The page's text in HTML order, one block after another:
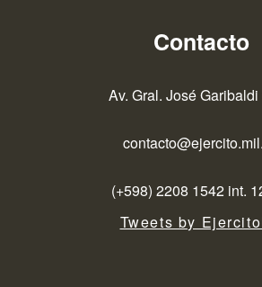
Contacto
Av. Gral. José
(+598) 2208 1542 int.
Tweets by